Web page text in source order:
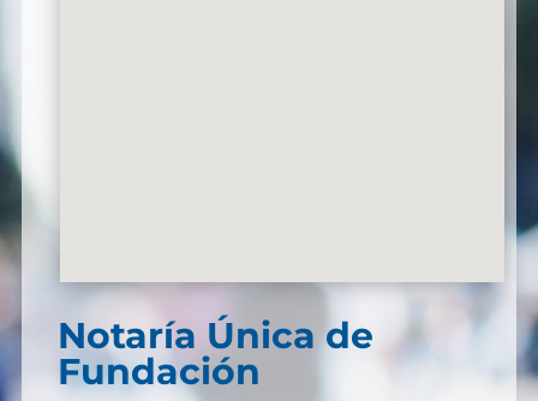
Notaría Única de
Fundación